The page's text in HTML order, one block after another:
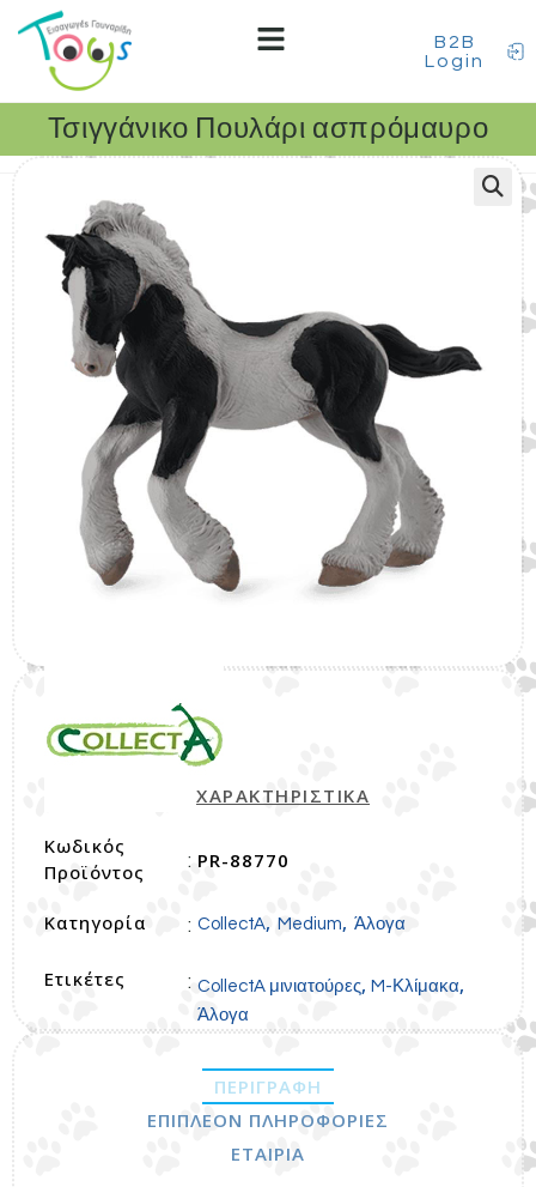
B2B
Login
Τσιγγάνικο Πουλάρι ασπρόμαυρο
ΧΑΡΑΚΤΗΡΙΣΤΙΚΑ
Κωδικός
Προϊόντος
: PR-88770
Κατηγορία : CollectA, Medium, Άλογα
Ετικέτες : CollectA μινιατούρες, M-Κλίμακα,
Άλογα
ΠΕΡΙΓΡΑΦΉ
ΕΠΙΠΛΈΟΝ ΠΛΗΡΟΦΟΡΊΕΣ
ΕΤΑΙΡΊΑ